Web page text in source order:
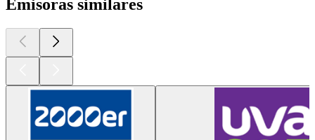
Emisoras similares